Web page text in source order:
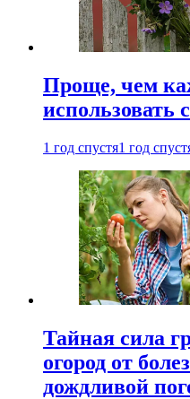
Проще, чем
использовать
1 год спустя1 год
Тайная сила
огород от
дождливой